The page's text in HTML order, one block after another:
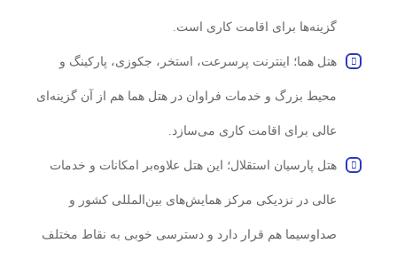
گزینه‌ها برای اقامت کاری است.
هتل هما؛ اینترنت پرسرعت، استخر، جکوزی، پارکینگ و
محیط بزرگ و خدمات فراوان در هتل هما هم از آن گزینه‌ای
عالی برای اقامت کاری می‌سازد.
هتل پارسیان استقلال؛ این هتل علاوه‌بر امکانات و خدمات
عالی در نزدیکی مرکز همایش‌های بین‌المللی کشور و
صداوسیما هم قرار دارد و دسترسی خوبی به نقاط مختلف